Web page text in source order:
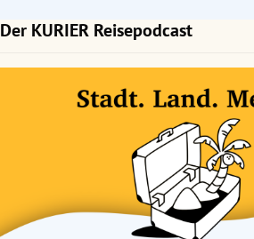
Untermenü
Untermenü
Untermenü
Der KURIER Reisepodcast